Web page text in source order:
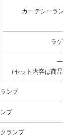
カーテシーラン
ラゲ
一
（セット内容は商品
ンプ
プ
ランプ